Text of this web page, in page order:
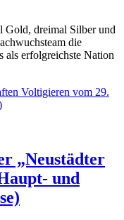
Gold, dreimal Silber und
die
als erfolgreichste Nation
Voltigieren vom 29.
„Neustädter
und